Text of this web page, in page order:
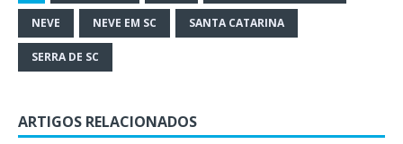
NEVE NEVE EM SC SANTA CATARINA
SERRA DE SC
ARTIGOS RELACIONADOS